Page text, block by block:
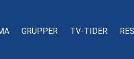
GRUPPER TV-TIDER